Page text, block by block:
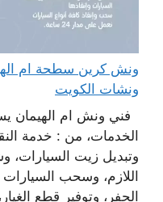
ونشات الكويت
فني ونش ام الهيمان
الخدمات، من : خدمة
وتبديل زيت السيارات،
اللازم، وسحب
الحفر، وتوفير قطع